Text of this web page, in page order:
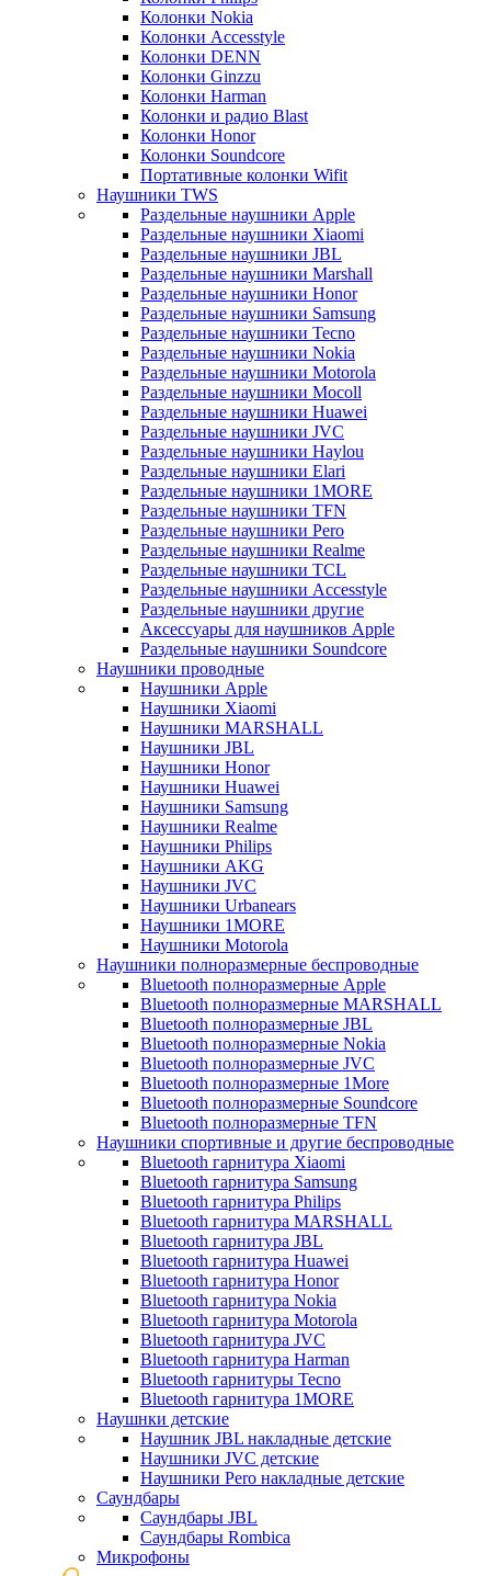
Колонки Nokia
Колонки Accesstyle
Колонки DENN
Колонки Ginzzu
Колонки Harman
Колонки и радио Blast
Колонки Honor
Колонки Soundcore
Портативные колонки Wifit
Наушники TWS
Раздельные наушники Apple
Раздельные наушники Xiaomi
Раздельные наушники JBL
Раздельные наушники Marshall
Раздельные наушники Honor
Раздельные наушники Samsung
Раздельные наушники Tecno
Раздельные наушники Nokia
Раздельные наушники Motorola
Раздельные наушники Mocoll
Раздельные наушники Huawei
Раздельные наушники JVC
Раздельные наушники Haylou
Раздельные наушники Elari
Раздельные наушники 1MORE
Раздельные наушники TFN
Раздельные наушники Pero
Раздельные наушники Realme
Раздельные наушники TCL
Раздельные наушники Accesstyle
Раздельные наушники другие
Аксессуары для наушников Apple
Раздельные наушники Soundcore
Наушники проводные
Наушники Apple
Наушники Xiaomi
Наушники MARSHALL
Наушники JBL
Наушники Honor
Наушники Huawei
Наушники Samsung
Наушники Realme
Наушники Philips
Наушники AKG
Наушники JVC
Наушники Urbanears
Наушники 1MORE
Наушники Motorola
Наушники полноразмерные беспроводные
Bluetooth полноразмерные Apple
Bluetooth полноразмерные MARSHALL
Bluetooth полноразмерные JBL
Bluetooth полноразмерные Nokia
Bluetooth полноразмерные JVC
Bluetooth полноразмерные 1More
Bluetooth полноразмерные Soundcore
Bluetooth полноразмерные TFN
Наушники спортивные и другие беспроводные
Bluetooth гарнитура Xiaomi
Bluetooth гарнитура Samsung
Bluetooth гарнитура Philips
Bluetooth гарнитура MARSHALL
Bluetooth гарнитура JBL
Bluetooth гарнитура Huawei
Bluetooth гарнитура Honor
Bluetooth гарнитура Nokia
Bluetooth гарнитура Motorola
Bluetooth гарнитура JVC
Bluetooth гарнитура Harman
Bluetooth гарнитуры Tecno
Bluetooth гарнитура 1MORE
Наушнки детские
Наушник JBL накладные детские
Наушники JVC детские
Наушники Pero накладные детские
Саундбары
Саундбары JBL
Саундбары Rombica
Микрофоны